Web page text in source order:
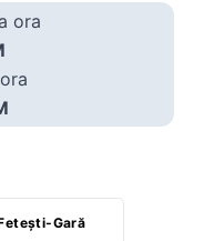
ora
Gară